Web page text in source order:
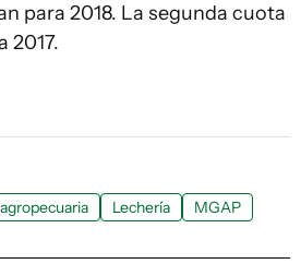
para 2018. La segunda cuota
2017.
Lechería MGAP